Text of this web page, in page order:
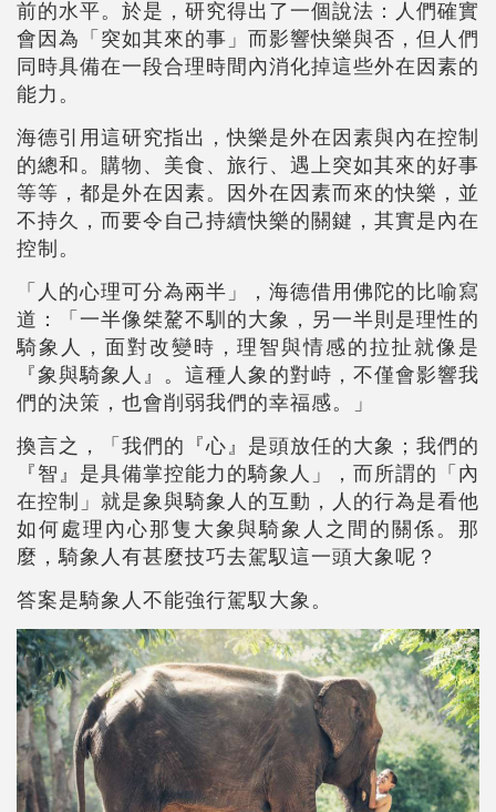
前的水平。於是，研究得出了一個說法：人們確實
會因為「突如其來的事」而影響快樂與否，但人們
同時具備在一段合理時間內消化掉這些外在因素的
能力。
海德引用這研究指出，快樂是外在因素與內在控制
的總和。購物、美食、旅行、遇上突如其來的好事
等等，都是外在因素。因外在因素而來的快樂，並
不持久，而要令自己持續快樂的關鍵，其實是內在
控制。
「人的心理可分為兩半」，海德借用佛陀的比喻寫
道：「一半像桀驁不馴的大象，另一半則是理性的
騎象人，面對改變時，理智與情感的拉扯就像是
『象與騎象人』。這種人象的對峙，不僅會影響我
們的決策，也會削弱我們的幸福感。」
換言之，「我們的『心』是頭放任的大象；我們的
『智』是具備掌控能力的騎象人」，而所謂的「內
在控制」就是象與騎象人的互動，人的行為是看他
如何處理內心那隻大象與騎象人之間的關係。那
麼，騎象人有甚麼技巧去駕馭這一頭大象呢？
答案是騎象人不能強行駕馭大象。